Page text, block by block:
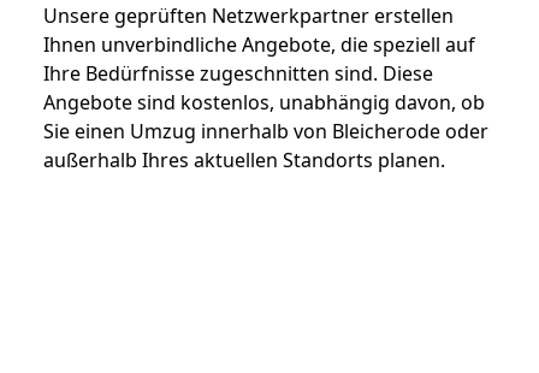
Unsere geprüften Netzwerkpartner erstellen
Ihnen unverbindliche Angebote, die speziell auf
Ihre Bedürfnisse zugeschnitten sind. Diese
Angebote sind kostenlos, unabhängig davon, ob
Sie einen Umzug innerhalb von Bleicherode oder
außerhalb Ihres aktuellen Standorts planen.